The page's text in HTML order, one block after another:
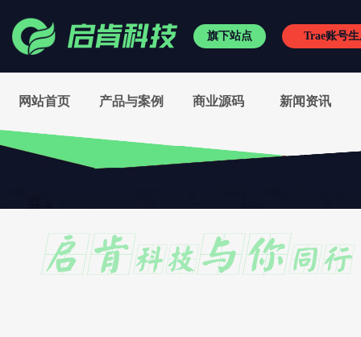
旗下站点
RVC变声王 / 小启频谱
有趣相机 神狐水印克星
抖音刷赞平台 / 软著代办
Trae账号
网站首页 产品与案例 商业源码 新闻资讯